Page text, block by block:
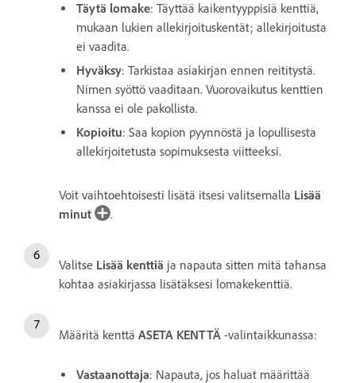
Täytä lomake: Täyttää kaikentyyppisiä kenttiä,
mukaan lukien allekirjoituskentät; allekirjoitusta
ei vaadita.
Hyväksy: Tarkistaa asiakirjan ennen reititystä.
Nimen syöttö vaaditaan. Vuorovaikutus kenttien
kanssa ei ole pakollista.
Kopioitu: Saa kopion pyynnöstä ja lopullisesta
allekirjoitetusta sopimuksesta viitteeksi.
Voit vaihtoehtoisesti lisätä itsesi valitsemalla Lisää
minut
.
Valitse Lisää kenttiä ja napauta sitten mitä tahansa
kohtaa asiakirjassa lisätäksesi lomakekenttiä.
Määritä kenttä ASETA KENTTÄ -valintaikkunassa:
Vastaanottaja: Napauta, jos haluat määrittää